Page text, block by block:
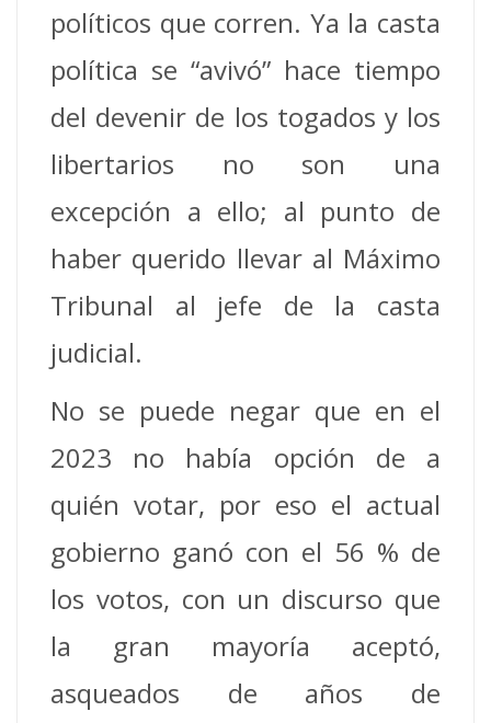
políticos que corren. Ya la casta
política se “avivó” hace tiempo
del devenir de los togados y los
libertarios no son una
excepción a ello; al punto de
haber querido llevar al Máximo
Tribunal al jefe de la casta
judicial.
No se puede negar que en el
2023 no había opción de a
quién votar, por eso el actual
gobierno ganó con el 56 % de
los votos, con un discurso que
la gran mayoría aceptó,
asqueados de años de